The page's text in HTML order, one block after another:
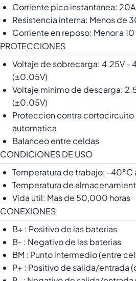
Corriente pico instantanea: 20A
Resistencia interna: Menos de
Corriente en reposo: Menor a
PROTECCIONES
Voltaje de sobrecarga: 4.25V -
(±0.05V)
Voltaje minimo de descarga:
(±0.05V)
Proteccion contra
automatica
Balanceo entre celdas
CONDICIONES DE USO
Temperatura de trabajo: -40°C
Temperatura de
Vida util: Mas de 50,000 horas
CONEXIONES
B+ : Positivo de las baterias
B- : Negativo de las baterias
BM : Punto intermedio (entre
P+ : Positivo de salida/entrada